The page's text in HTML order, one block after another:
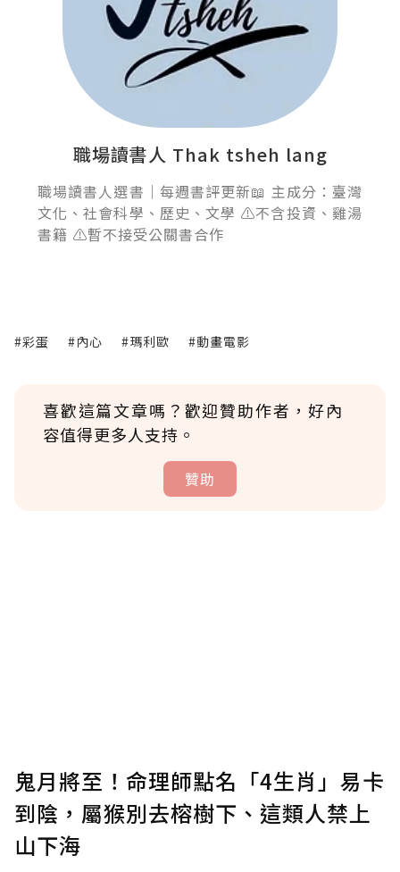
職場讀書人 Thak tsheh lang
職場讀書人選書｜每週書評更新📖 主成分：臺灣
文化、社會科學、歷史、文學 ⚠️不含投資、雞湯
書籍 ⚠️暫不接受公關書合作
#彩蛋 #內心 #瑪利歐 #動畫電影
喜歡這篇文章嗎？歡迎贊助作者，好內
容值得更多人支持。
贊助
確認送出
鬼月將至！命理師點名「4生肖」易卡
到陰，屬猴別去榕樹下、這類人禁上
山下海